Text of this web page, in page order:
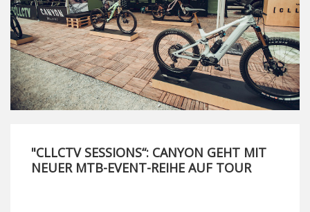
"CLLCTV SESSIONS“: CANYON GEHT MIT
NEUER MTB-EVENT-REIHE AUF TOUR